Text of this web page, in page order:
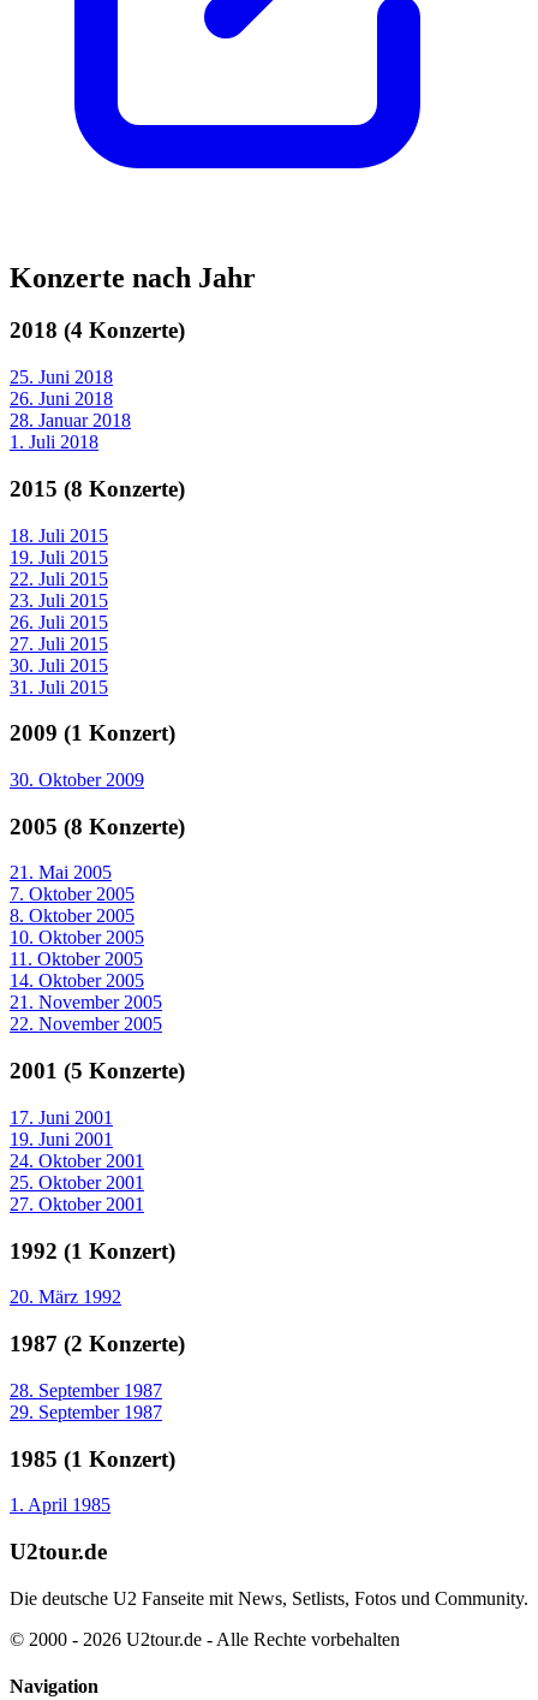
Konzerte nach Jahr
2018 (4 Konzerte)
25. Juni 2018
26. Juni 2018
28. Januar 2018
1. Juli 2018
2015 (8 Konzerte)
18. Juli 2015
19. Juli 2015
22. Juli 2015
23. Juli 2015
26. Juli 2015
27. Juli 2015
30. Juli 2015
31. Juli 2015
2009 (1 Konzert)
30. Oktober 2009
2005 (8 Konzerte)
21. Mai 2005
7. Oktober 2005
8. Oktober 2005
10. Oktober 2005
11. Oktober 2005
14. Oktober 2005
21. November 2005
22. November 2005
2001 (5 Konzerte)
17. Juni 2001
19. Juni 2001
24. Oktober 2001
25. Oktober 2001
27. Oktober 2001
1992 (1 Konzert)
20. März 1992
1987 (2 Konzerte)
28. September 1987
29. September 1987
1985 (1 Konzert)
1. April 1985
U2tour.de
Die deutsche U2 Fanseite mit News, Setlists, Fotos und Community.
© 2000 - 2026 U2tour.de - Alle Rechte vorbehalten
Navigation